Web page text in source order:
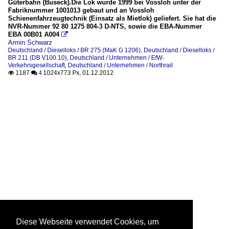
Güterbahn (Buseck).Die Lok wurde 1999 bei Vossloh unter der
Fabriknummer 1001013 gebaut und an Vossloh
Schienenfahrzeugtechnik (Einsatz als Mietlok) geliefert. Sie hat die
NVR-Nummer 92 80 1275 804-3 D-NTS, sowie die EBA-Nummer
EBA 00B01 A004 
Armin Schwarz
Deutschland / Dieselloks / BR 275 (MaK G 1206), Deutschland / Dieselloks /
BR 211 (DB V100.10), Deutschland / Unternehmen / EfW-
Verkehrsgesellschaft, Deutschland / Unternehmen / Northrail
 1187  4 1024x773 Px, 01.12.2012
Diese Webseite verwendet Cookies, um